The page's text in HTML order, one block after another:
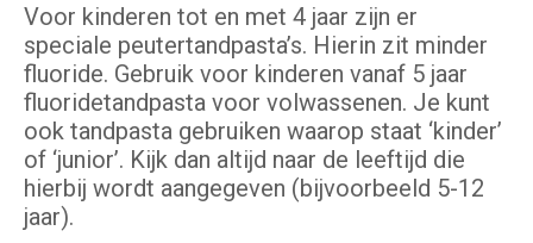
Voor kinderen tot en met 4 jaar zijn er
speciale peutertandpasta’s. Hierin zit minder
fluoride. Gebruik voor kinderen vanaf 5 jaar
fluoridetandpasta voor volwassenen. Je kunt
ook tandpasta gebruiken waarop staat ‘kinder’
of ‘junior’. Kijk dan altijd naar de leeftijd die
hierbij wordt aangegeven (bijvoorbeeld 5-12
jaar).